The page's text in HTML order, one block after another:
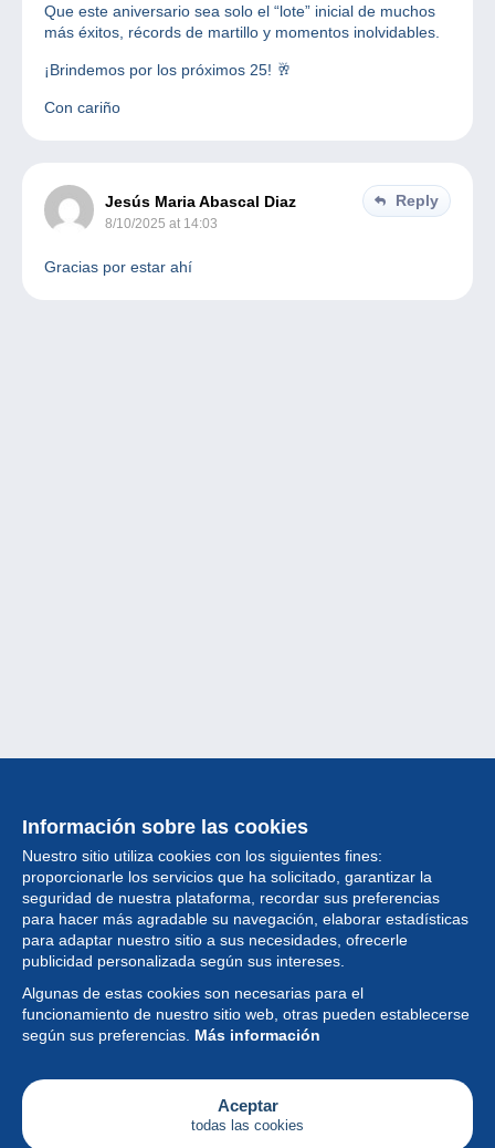
Que este aniversario sea solo el “lote” inicial de muchos
más éxitos, récords de martillo y momentos inolvidables.
¡Brindemos por los próximos 25! 🥂
Con cariño
Jesús Maria Abascal Diaz
8/10/2025 at 14:03
Reply
Gracias por estar ahí
Información sobre las cookies
Nuestro sitio utiliza cookies con los siguientes fines:
proporcionarle los servicios que ha solicitado, garantizar la
seguridad de nuestra plataforma, recordar sus preferencias
para hacer más agradable su navegación, elaborar estadísticas
para adaptar nuestro sitio a sus necesidades, ofrecerle
publicidad personalizada según sus intereses.
Algunas de estas cookies son necesarias para el
funcionamiento de nuestro sitio web, otras pueden establecerse
según sus preferencias. Más información
Aceptar
todas las cookies
Colección
Noticias
Funcionalidad
Empresa
Servicios